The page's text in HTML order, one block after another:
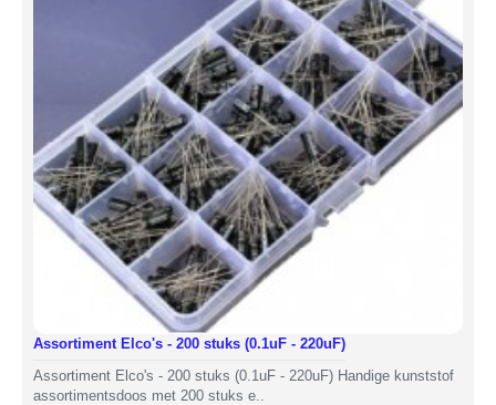
Assortiment Elco's - 200 stuks (0.1uF - 220uF)
Assortiment Elco's - 200 stuks (0.1uF - 220uF) Handige kunststof
assortimentsdoos met 200 stuks e..